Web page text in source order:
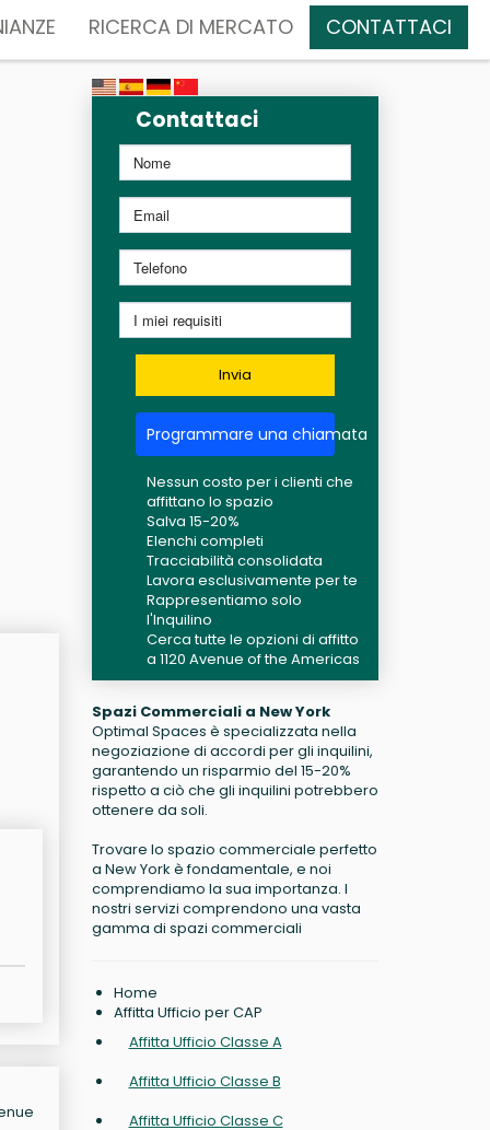
RICERCA DI MERCATO CONTATTACI
Contattaci
Invia
Programmare una chiamata
Nessun costo per i clienti che
affittano lo spazio
Salva 15-20%
Elenchi completi
Tracciabilità consolidata
Lavora esclusivamente per te
Rappresentiamo solo
l'Inquilino
Cerca tutte le opzioni di affitto
a 1120 Avenue of the Americas
Spazi Commerciali a New York
Optimal Spaces è specializzata nella
negoziazione di accordi per gli inquilini,
garantendo un risparmio del 15-20%
rispetto a ciò che gli inquilini potrebbero
ottenere da soli.
Trovare lo spazio commerciale perfetto
a New York è fondamentale, e noi
comprendiamo la sua importanza. I
nostri servizi comprendono una vasta
gamma di spazi commerciali
Home
Affitta Ufficio per CAP
Affitta Ufficio Classe A
Affitta Ufficio Classe B
Affitta Ufficio Classe C